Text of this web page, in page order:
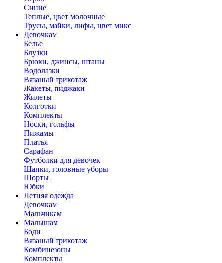
Синие
Теплые, цвет молочные
Трусы, майки, лифы, цвет микс
Девочкам
Белье
Блузки
Брюки, джинсы, штаны
Водолазки
Вязаный трикотаж
Жакеты, пиджаки
Жилеты
Колготки
Комплекты
Носки, гольфы
Пижамы
Платья
Сарафан
Футболки для девочек
Шапки, головные уборы
Шорты
Юбки
Летняя одежда
Девочкам
Мальчикам
Малышам
Боди
Вязаный трикотаж
Комбинезоны
Комплекты